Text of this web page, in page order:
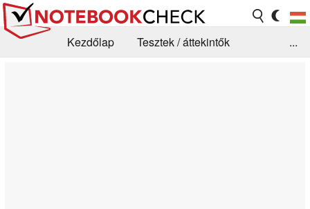
Kezdőlap
Tesztek / áttekintők
...